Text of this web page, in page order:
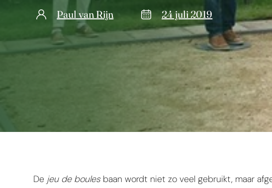
Paul van Rijn 24 juli 2019
De jeu de boules baan wordt niet zo veel gebruikt, maar